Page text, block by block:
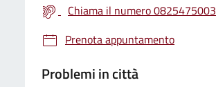
Chiama il numero 0825475003
Prenota appuntamento
Problemi in città